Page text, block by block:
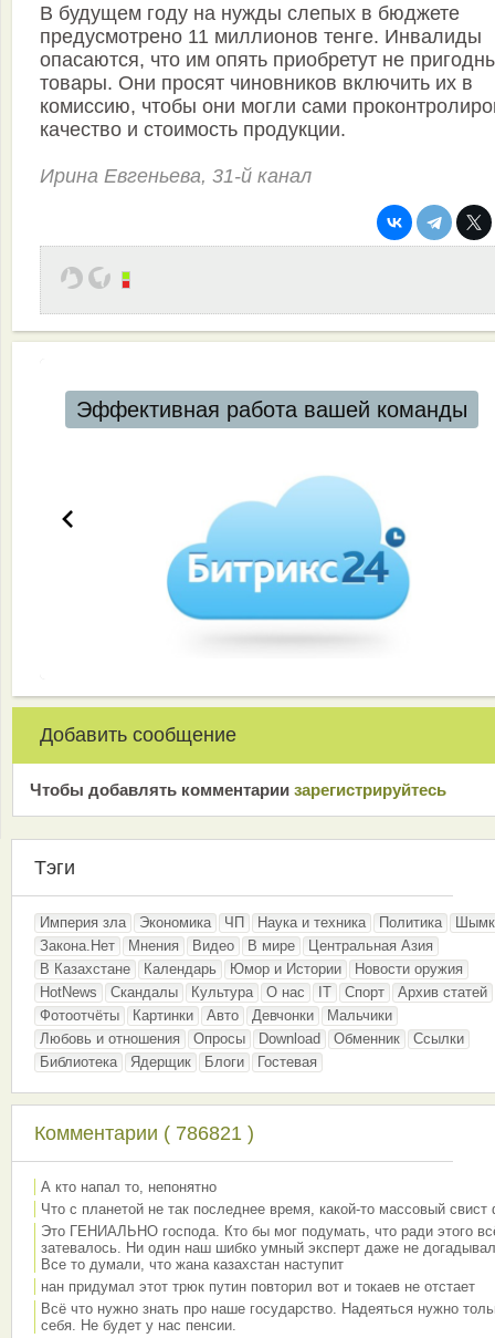
В будущем году на нужды слепых в бюджете
предусмотрено 11 миллионов тенге. Инвалиды
опасаются, что им опять приобретут не
товары. Они просят чиновников включить их в
комиссию, чтобы они могли сами
качество и стоимость продукции.
Ирина Евгеньева, 31-й канал
Эффективная работа вашей команды
Добавить сообщение
Чтобы добавлять комментарии зарeгиcтрирyйтeсь
Тэги
Империя зла Экономика ЧП Наука и техника Политика
Закона.Нет
Мнения Видео В мире
Центральная Азия
В Казахстане
Календарь Юмор и Истории
Новости оружия
HotNews
Скандалы Культура О нас IT Спорт
Архив статей
Фотоотчёты
Картинки Авто Девчонки
Мальчики
Любовь и отношения
Опросы Download Обменник
Ссылки
Библиотека
Ядерщик Блоги Гостевая
Комментарии ( 786821 )
А кто напал то, непонятно
Что с планетой не так последнее время, какой-то массовый свист
Это ГЕНИАЛЬНО господа. Кто бы мог подумать, что ради этого
затевалось. Ни один наш шибко умный эксперт даже не
Все то думали, что жана казахстан наступит
нан придумал этот трюк путин повторил вот и токаев не отстает
Всё что нужно знать про наше государство. Надеяться нужно
себя. Не будет у нас пенсии.